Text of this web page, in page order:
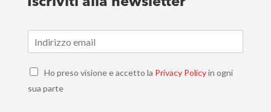
m
*
C
e
Ho preso visione e accetto la Privacy Policyin ogni
sua parte